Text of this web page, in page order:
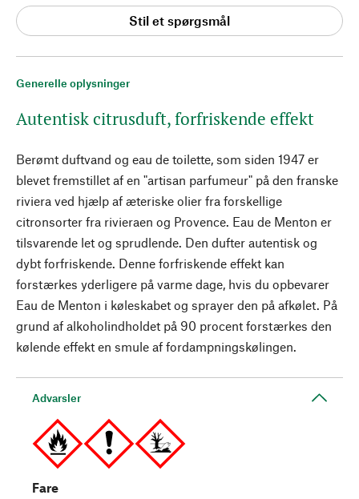
Generelle oplysninger
Autentisk citrusduft, forfriskende effekt
Berømt duftvand og eau de toilette, som siden 1947 er
blevet fremstillet af en "artisan parfumeur" på den franske
riviera ved hjælp af æteriske olier fra forskellige
citronsorter fra rivieraen og Provence. Eau de Menton er
tilsvarende let og sprudlende. Den dufter autentisk og
dybt forfriskende. Denne forfriskende effekt kan
forstærkes yderligere på varme dage, hvis du opbevarer
Eau de Menton i køleskabet og sprayer den på afkølet. På
grund af alkoholindholdet på 90 procent forstærkes den
kølende effekt en smule af fordampningskølingen.
Advarsler
Fare
Stil et spørgsmål